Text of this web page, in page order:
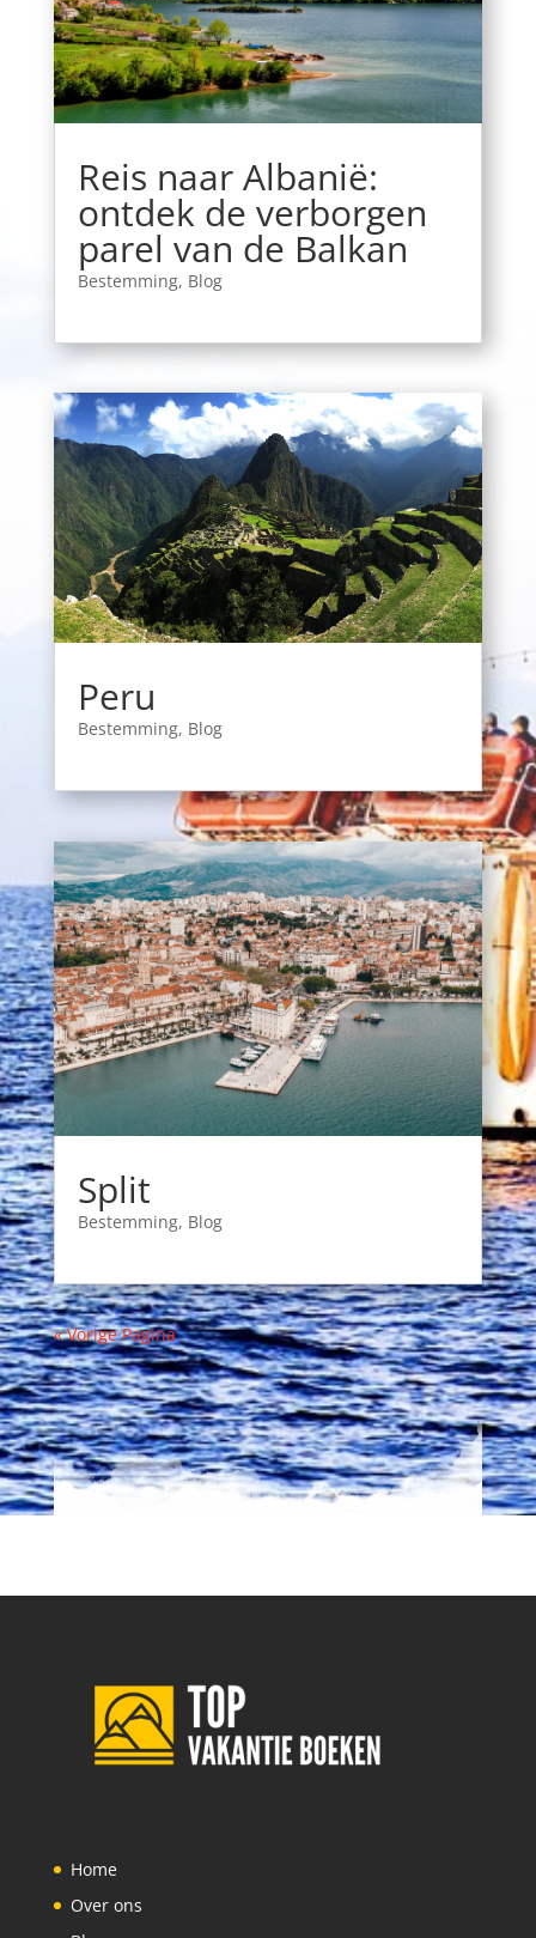
Reis naar Albanië:
ontdek de verborgen
parel van de Balkan
Bestemming, Blog
Peru
Bestemming, Blog
Split
Bestemming, Blog
« Vorige Pagina
Home
Over ons